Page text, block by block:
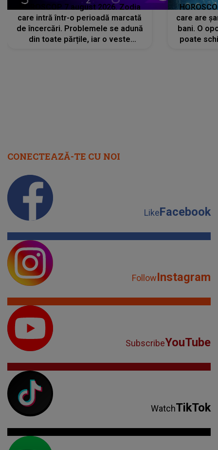
HOROSCOP 7 august 2026. Zodia
care intră într-o perioadă marcată
de încercări. Problemele se adună
din toate părțile, iar o veste
care are
bani. O
poate
CONECTEAZĂ-TE CU NOI
LikeFacebook
FollowInstagram
SubscribeYouTube
WatchTikTok